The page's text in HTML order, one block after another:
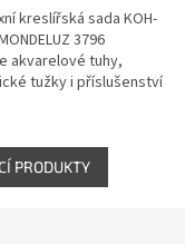
kreslířská sada KOH-
3796
akvarelové tuhy,
tužky i příslušenství
PRODUKTY